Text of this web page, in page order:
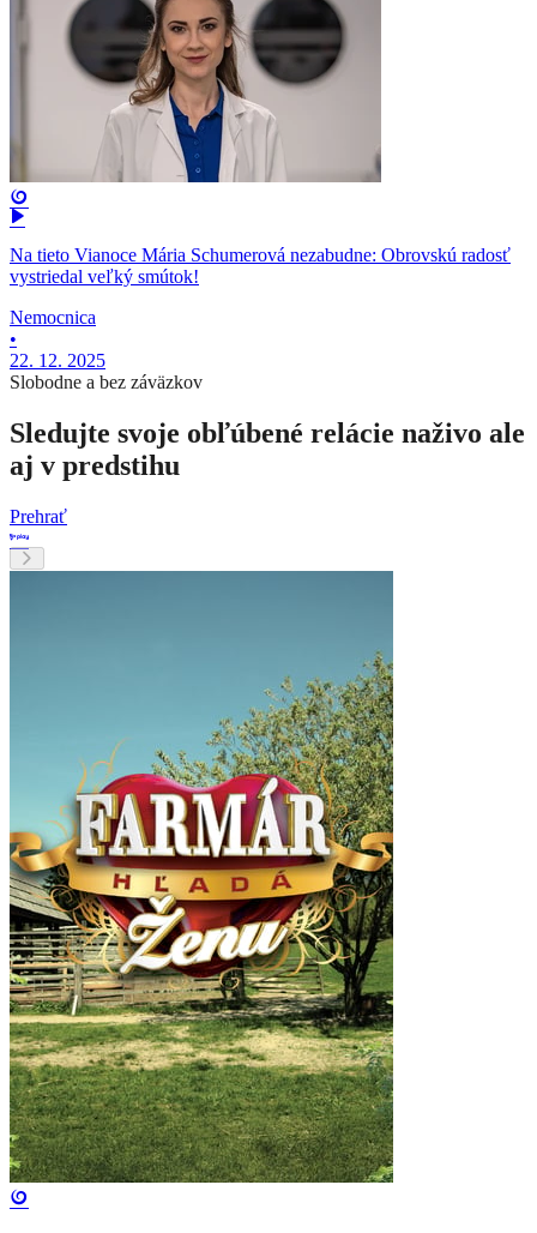
Na tieto Vianoce Mária Schumerová nezabudne: Obrovskú radosť
vystriedal veľký smútok!
Nemocnica
•
22. 12. 2025
Slobodne a bez záväzkov
Sledujte svoje obľúbené relácie naživo ale
aj v predstihu
Prehrať